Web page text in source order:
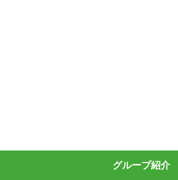
グループ紹介